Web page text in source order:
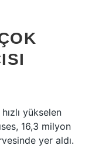
yükselen
16,3 milyon
yer aldı.